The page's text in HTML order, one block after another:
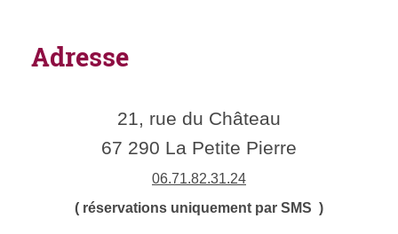
Adresse
21, rue du Château
67 290 La Petite Pierre
06.71.82.31.24
( réservations uniquement par SMS )